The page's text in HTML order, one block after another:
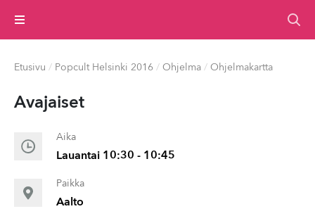
Valikko
Etusivu / Popcult Helsinki 2016 / Ohjelma / Ohjelmakartta
Avajaiset
Aika
Lauantai 10:30 - 10:45
Paikka
Aalto